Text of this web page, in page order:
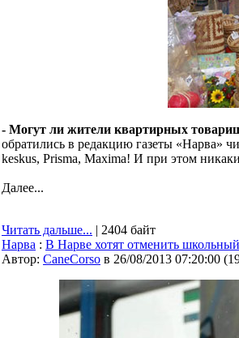
- Могут ли жители квартирных
обратились в редакцию газеты «Нарва»
keskus, Prisma, Maxima! И при этом
Далее...
Читать дальше... | 2404 байт
Нарва : В Нарве хотят отменить
Автор: CaneCorso в 26/08/2013 07:20:00 (